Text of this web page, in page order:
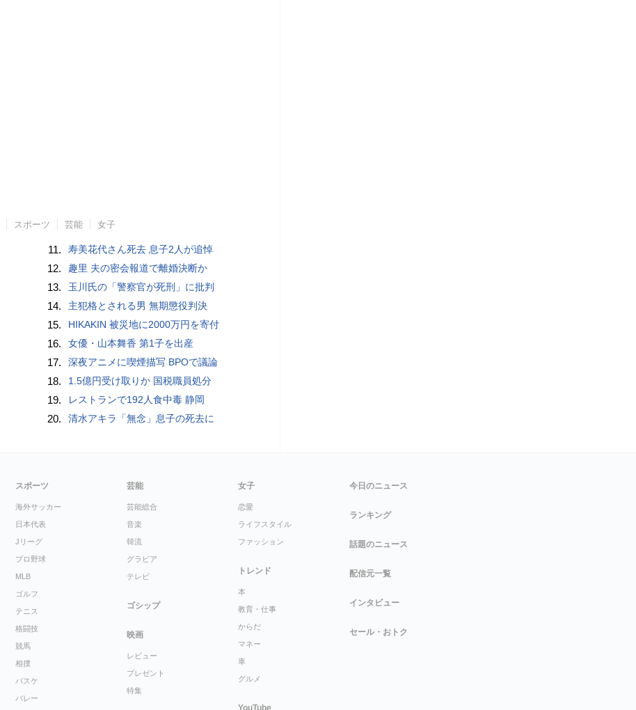
スポーツ 芸能 女子
11. 寿美花代さん死去 息子2人が追悼
12. 趣里 夫の密会報道で離婚決断か
13. 玉川氏の「警察官が死刑」に批判
14. 主犯格とされる男 無期懲役判決
15. HIKAKIN 被災地に2000万円を寄付
16. 女優・山本舞香 第1子を出産
17. 深夜アニメに喫煙描写 BPOで議論
18. 1.5億円受け取りか 国税職員処分
19. レストランで192人食中毒 静岡
20. 清水アキラ「無念」息子の死去に
スポーツ
海外サッカー
日本代表
Jリーグ
プロ野球
MLB
ゴルフ
テニス
格闘技
競馬
相撲
バスケ
バレー
芸能
芸能総合
音楽
韓流
グラビア
テレビ
ゴシップ
映画
レビュー
プレゼント
特集
女子
恋愛
ライフスタイル
ファッション
トレンド
本
教育・仕事
からだ
マネー
車
グルメ
YouTube
今日のニュース
ランキング
話題のニュース
配信元一覧
インタビュー
セール・おトク